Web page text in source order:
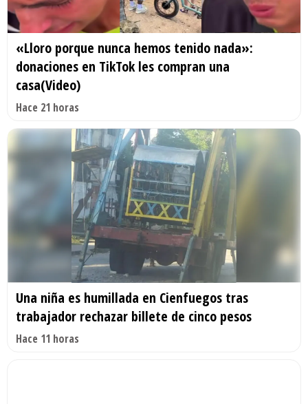
«Lloro porque nunca hemos tenido nada»:
donaciones en TikTok les compran una
casa(Video)
Hace 21 horas
Una niña es humillada en Cienfuegos tras
trabajador rechazar billete de cinco pesos
Hace 11 horas